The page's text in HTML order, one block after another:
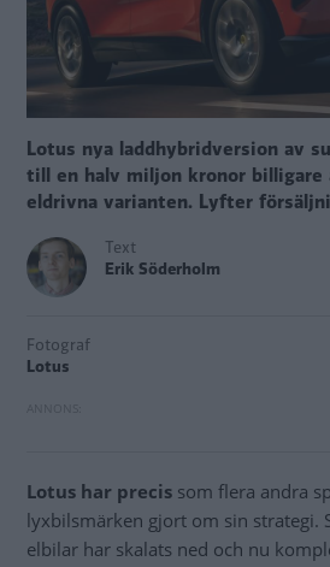
Lotus nya laddhybridversion av
till en halv miljon kronor billigare
eldrivna varianten. Lyfter
Text
Erik Söderholm
Fotograf
Lotus
Lotus har precis som flera andra
lyxbilsmärken gjort om sin strategi.
elbilar har skalats ned och nu